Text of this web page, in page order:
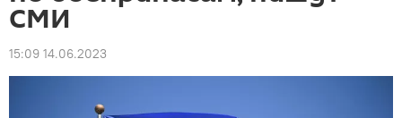
СМИ
15:09 14.06.2023